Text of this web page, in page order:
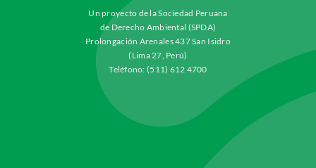
Un proyecto de la Sociedad Peruana
de Derecho Ambiental (SPDA)
Prolongación Arenales 437 San Isidro
(Lima 27, Perú)
Teléfono: (511) 612 4700